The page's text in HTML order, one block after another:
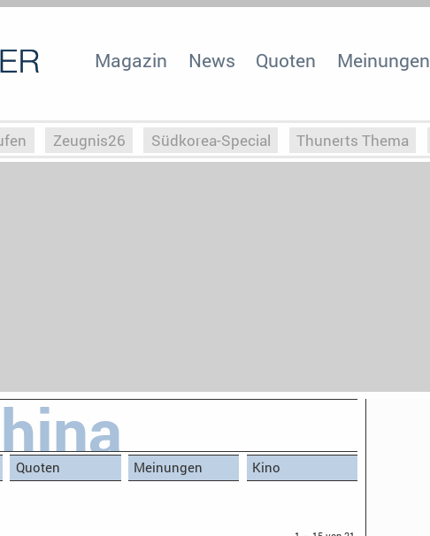
Magazin News Quoten Meinungen
Zeugnis26 Südkorea-Special Thunerts Thema
Quoten Meinungen Kino